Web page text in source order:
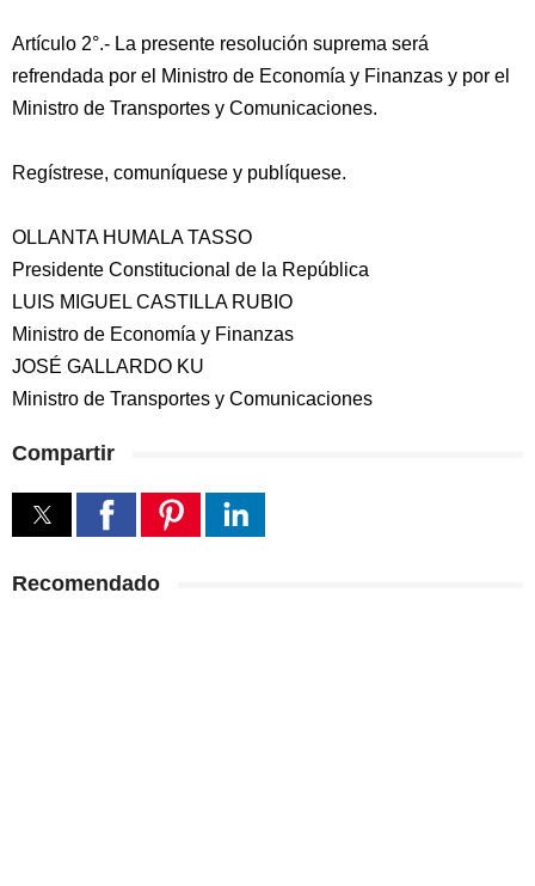
Artículo 2°.- La presente resolución suprema será
refrendada por el Ministro de Economía y Finanzas y por el
Ministro de Transportes y Comunicaciones.
Regístrese, comuníquese y publíquese.
OLLANTA HUMALA TASSO
Presidente Constitucional de la República
LUIS MIGUEL CASTILLA RUBIO
Ministro de Economía y Finanzas
JOSÉ GALLARDO KU
Ministro de Transportes y Comunicaciones
Compartir
Recomendado